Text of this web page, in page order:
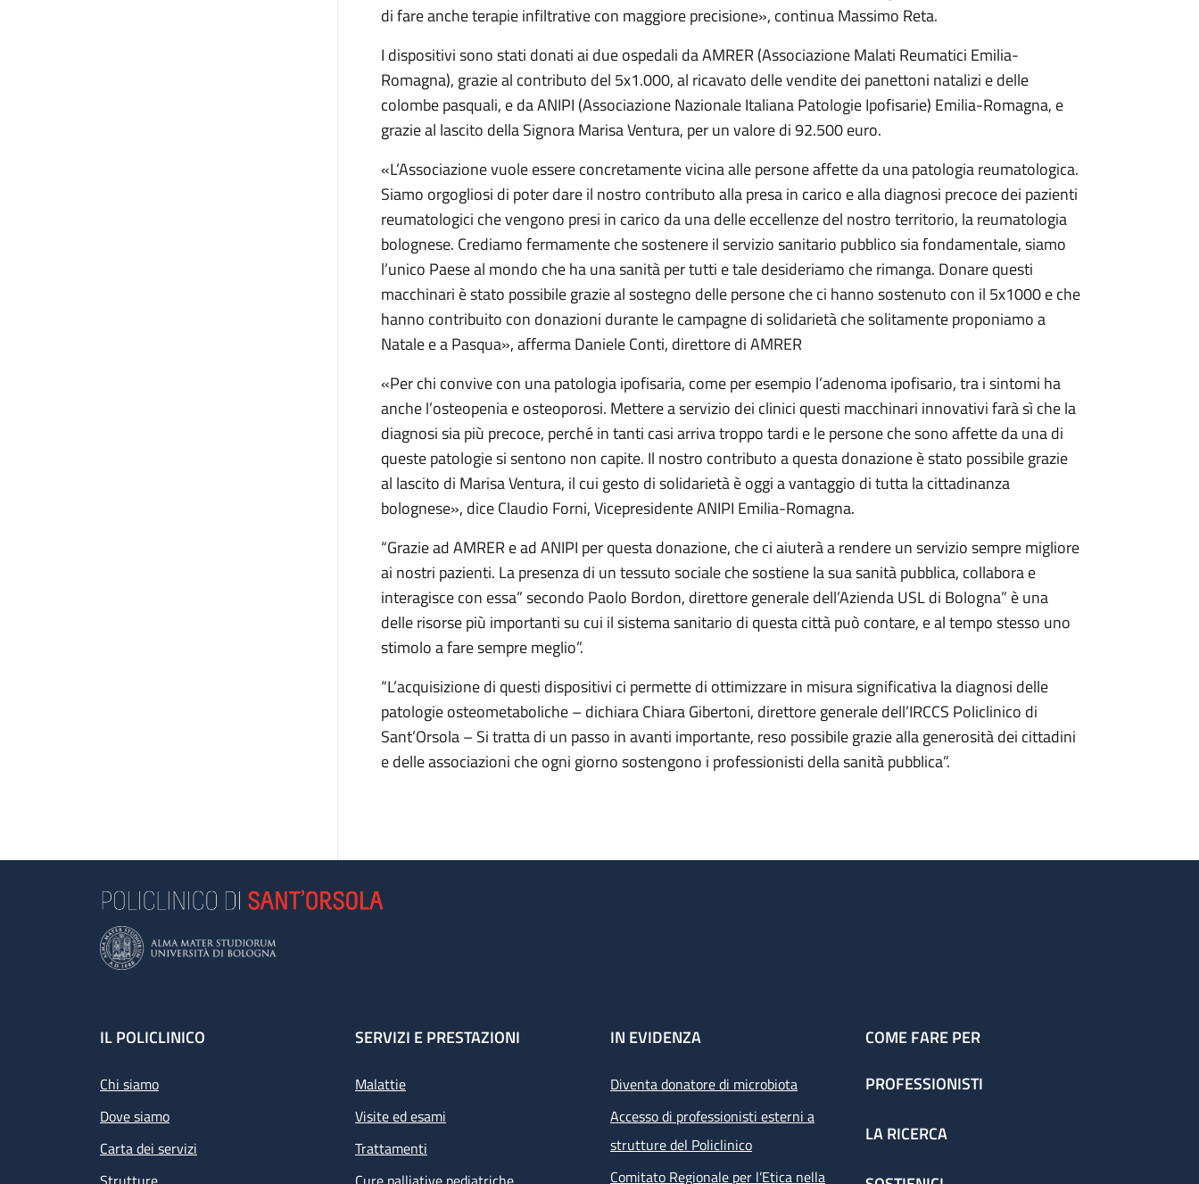
di fare anche terapie infiltrative con maggiore precisione», continua Massimo Reta.
I dispositivi sono stati donati ai due ospedali da AMRER (Associazione Malati Reumatici Emilia-
Romagna), grazie al contributo del 5x1.000, al ricavato delle vendite dei panettoni natalizi e delle
colombe pasquali, e da ANIPI (Associazione Nazionale Italiana Patologie Ipofisarie) Emilia-Romagna, e
grazie al lascito della Signora Marisa Ventura, per un valore di 92.500 euro.
«L’Associazione vuole essere concretamente vicina alle persone affette da una patologia reumatologica.
Siamo orgogliosi di poter dare il nostro contributo alla presa in carico e alla diagnosi precoce dei pazienti
reumatologici che vengono presi in carico da una delle eccellenze del nostro territorio, la reumatologia
bolognese. Crediamo fermamente che sostenere il servizio sanitario pubblico sia fondamentale, siamo
l’unico Paese al mondo che ha una sanità per tutti e tale desideriamo che rimanga. Donare questi
macchinari è stato possibile grazie al sostegno delle persone che ci hanno sostenuto con il 5x1000 e che
hanno contribuito con donazioni durante le campagne di solidarietà che solitamente proponiamo a
Natale e a Pasqua», afferma Daniele Conti, direttore di AMRER
«Per chi convive con una patologia ipofisaria, come per esempio l’adenoma ipofisario, tra i sintomi ha
anche l’osteopenia e osteoporosi. Mettere a servizio dei clinici questi macchinari innovativi farà sì che la
diagnosi sia più precoce, perché in tanti casi arriva troppo tardi e le persone che sono affette da una di
queste patologie si sentono non capite. Il nostro contributo a questa donazione è stato possibile grazie
al lascito di Marisa Ventura, il cui gesto di solidarietà è oggi a vantaggio di tutta la cittadinanza
bolognese», dice Claudio Forni, Vicepresidente ANIPI Emilia-Romagna.
“Grazie ad AMRER e ad ANIPI per questa donazione, che ci aiuterà a rendere un servizio sempre migliore
ai nostri pazienti. La presenza di un tessuto sociale che sostiene la sua sanità pubblica, collabora e
interagisce con essa” secondo Paolo Bordon, direttore generale dell’Azienda USL di Bologna” è una
delle risorse più importanti su cui il sistema sanitario di questa città può contare, e al tempo stesso uno
stimolo a fare sempre meglio”.
“L’acquisizione di questi dispositivi ci permette di ottimizzare in misura significativa la diagnosi delle
patologie osteometaboliche – dichiara Chiara Gibertoni, direttore generale dell’IRCCS Policlinico di
Sant’Orsola – Si tratta di un passo in avanti importante, reso possibile grazie alla generosità dei cittadini
e delle associazioni che ogni giorno sostengono i professionisti della sanità pubblica”.
Footer
IL POLICLINICO
Chi siamo
Dove siamo
Carta dei servizi
SERVIZI E PRESTAZIONI
Malattie
Visite ed esami
Trattamenti
IN EVIDENZA
Diventa donatore di microbiota
Accesso di professionisti esterni a
strutture del Policlinico
Comitato Regionale per l’Etica nella
COME FARE PER
PROFESSIONISTI
LA RICERCA